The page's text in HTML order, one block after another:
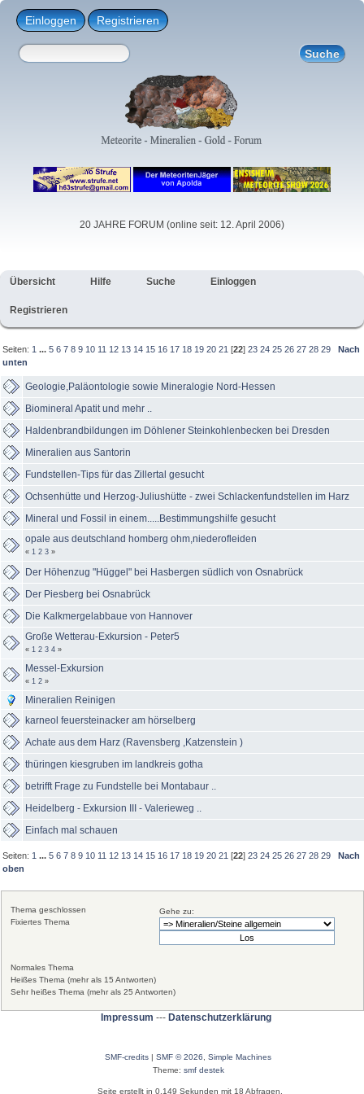
Einloggen Registrieren
20 JAHRE FORUM (online seit: 12. April 2006)
Übersicht Hilfe Suche Einloggen
Registrieren
Seiten: 1 ...5 6 7 8 9 10 11 12 13 14 15 16 17 18 19 20 21 [22]23 24 25 26 27 28 29
Nach
unten
Geologie,Paläontologie sowie Mineralogie Nord-Hessen
Biomineral Apatit und mehr ..
Haldenbrandbildungen im Döhlener Steinkohlenbecken bei Dresden
Mineralien aus Santorin
Fundstellen-Tips für das Zillertal gesucht
Ochsenhütte und Herzog-Juliushütte - zwei Schlackenfundstellen im Harz
Mineral und Fossil in einem.....Bestimmungshilfe gesucht
opale aus deutschland homberg ohm,niederofleiden
« 1 2 3 »
Der Höhenzug "Hüggel" bei Hasbergen südlich von Osnabrück
Der Piesberg bei Osnabrück
Die Kalkmergelabbaue von Hannover
Große Wetterau-Exkursion - Peter5
« 1 2 3 4 »
Messel-Exkursion
« 1 2 »
Mineralien Reinigen
karneol feuersteinacker am hörselberg
Achate aus dem Harz (Ravensberg ,Katzenstein )
thüringen kiesgruben im landkreis gotha
betrifft Frage zu Fundstelle bei Montabaur ..
Heidelberg - Exkursion III - Valerieweg ..
Einfach mal schauen
Seiten: 1 ...5 6 7 8 9 10 11 12 13 14 15 16 17 18 19 20 21 [22]23 24 25 26 27 28 29
Nach
oben
Gehe zu:
Normales Thema
Heißes Thema (mehr als 15 Antworten)
Sehr heißes Thema (mehr als 25 Antworten)
Thema geschlossen
Fixiertes Thema
Impressum --- Datenschutzerklärung
SMF-credits | SMF © 2026
Simple Machines
Theme: smf destek
Seite erstellt in 0.149 Sekunden mit 18 Abfragen.